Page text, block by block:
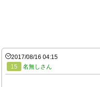
2017/08/16 04:15
15
名無しさん